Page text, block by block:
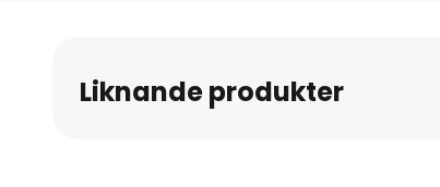
bildgalleriet
Liknande produkter